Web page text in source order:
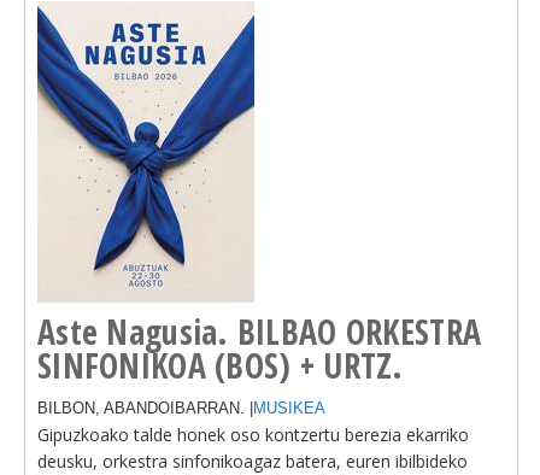
Aste Nagusia. BILBAO ORKESTRA
SINFONIKOA (BOS) + URTZ.
BILBON, ABANDOIBARRAN. | MUSIKEA
Gipuzkoako talde honek oso kontzertu berezia ekarriko
deusku, orkestra sinfonikoagaz batera, euren ibilbideko